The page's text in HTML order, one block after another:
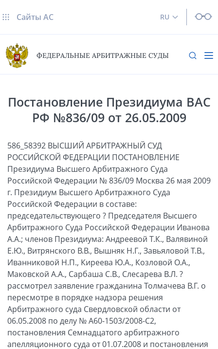
RU
Сайты AC
ФЕДЕРАЛЬНЫЕ АРБИТРАЖНЫЕ СУДЫ
Постановление Президиума ВАС
РФ №836/09 от 26.05.2009
586_58392 ВЫСШИЙ АРБИТРАЖНЫЙ СУД
РОССИЙСКОЙ ФЕДЕРАЦИИ ПОСТАНОВЛЕНИЕ
Президиума Высшего Арбитражного Суда
Российской Федерации № 836/09 Москва 26 мая 2009
г. Президиум Высшего Арбитражного Суда
Российской Федерации в составе:
председательствующего ? Председателя Высшего
Арбитражного Суда Российской Федерации Иванова
А.А.; членов Президиума: Андреевой Т.К., Валявиной
Е.Ю., Витрянского В.В., Вышняк Н.Г., Завьяловой Т.В.,
Иванниковой Н.П., Киреева Ю.А., Козловой О.А.,
Маковской А.А., Сарбаша С.В., Слесарева В.Л. ?
рассмотрел заявление гражданина Толмачева В.Г. о
пересмотре в порядке надзора решения
Арбитражного суда Свердловской области от
06.05.2008 по делу № А60-1503/2008-С2,
постановления Семнадцатого арбитражного
апелляционного суда от 01.07.2008 и постановления